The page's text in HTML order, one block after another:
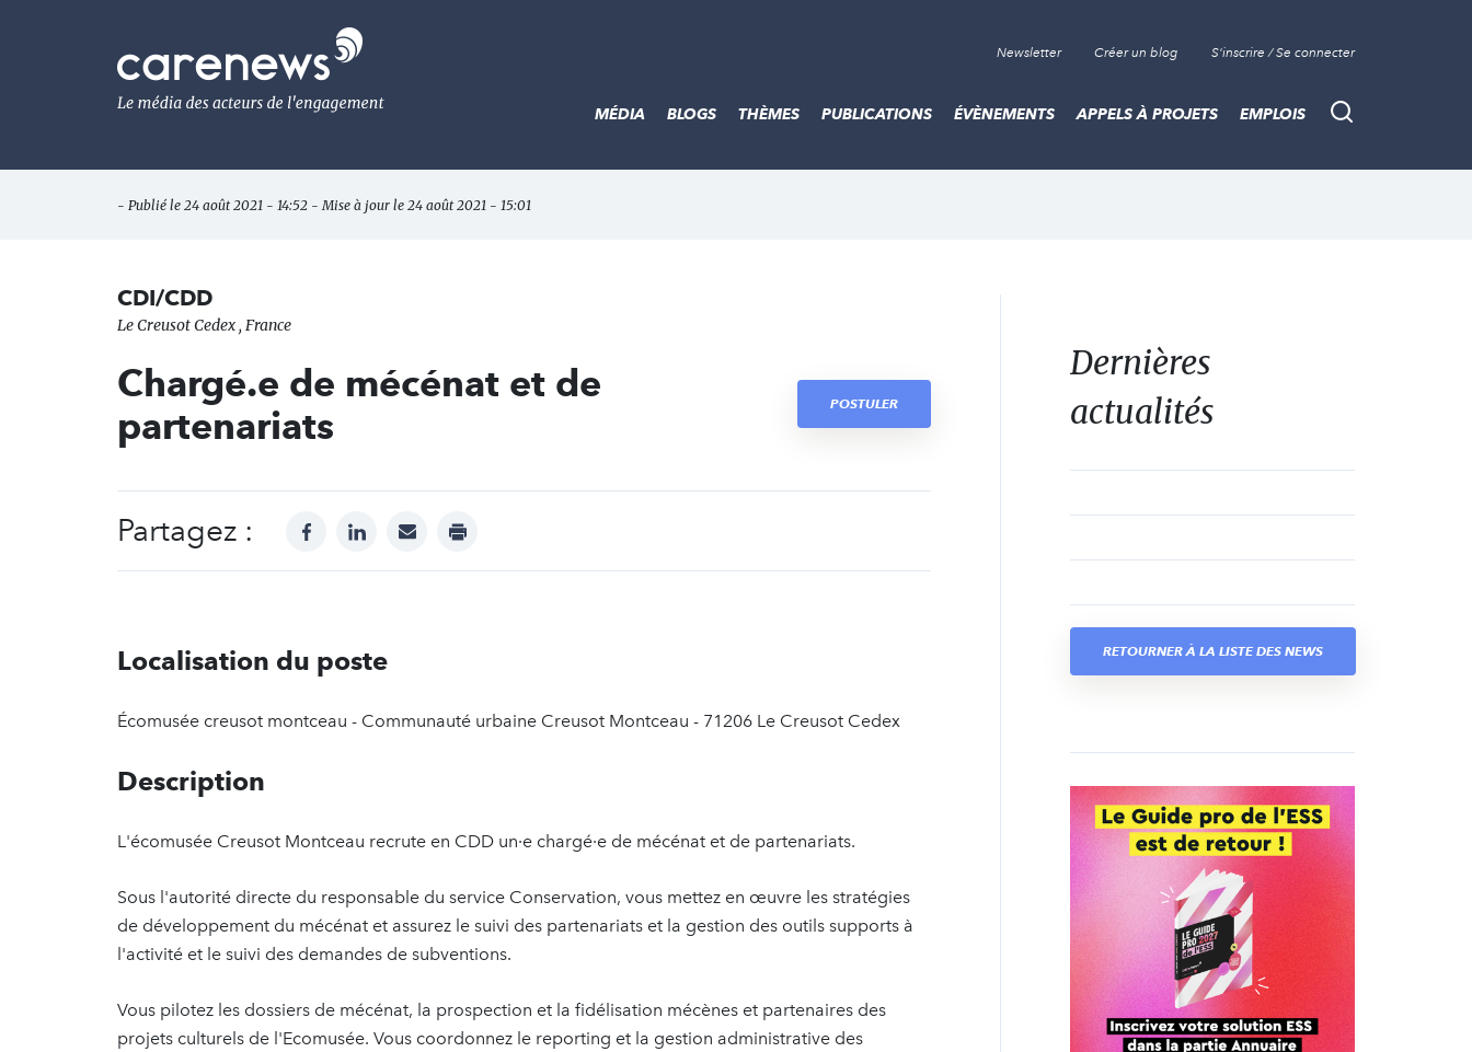
Le
média
de
l'engagement
Newsletter Créer un blog S'inscrire / Se connecter
Recherche
MÉDIA BLOGS THÈMES PUBLICATIONS ÉVÈNEMENTS APPELS À PROJETS EMPLOIS
- Publié le 24 août 2021 - 14:52 - Mise à jour le 24 août 2021 - 15:01
CDI/CDD
Le Creusot Cedex , France
Chargé.e de mécénat et de
partenariats
POSTULER
Partagez : facebooklinkedinmail print
Localisation du poste
Écomusée creusot montceau - Communauté urbaine Creusot Montceau - 71206 Le Creusot Cedex
Description
L'écomusée Creusot Montceau recrute en CDD un·e chargé·e de mécénat et de partenariats.
Sous l'autorité directe du responsable du service Conservation, vous mettez en œuvre les stratégies
de développement du mécénat et assurez le suivi des partenariats et la gestion des outils supports à
l'activité et le suivi des demandes de subventions.
Vous pilotez les dossiers de mécénat, la prospection et la fidélisation mécènes et partenaires des
projets culturels de l'Ecomusée. Vous coordonnez le reporting et la gestion administrative des
Dernières
actualités
RETOURNER À LA LISTE DES NEWS